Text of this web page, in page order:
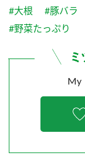
ふりかけ
炊き込み
納豆のサイト
三ツ判山吹
スペシャルサイト
お酢を知ろう！
すしラボ
お客様相談
お客様の声をい
販売終了製品の
よくあるご質問
#大根 #豚バラ
#野菜たっぷり
My